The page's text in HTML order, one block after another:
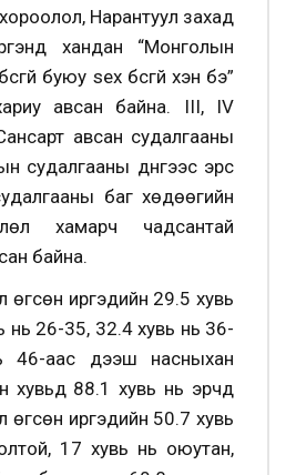
Нарантуул захад
хандан “Монголын
буюу sex бүсгүй хэн бэ”
авсан байна. III, IV
авсан судалгааны
судалгааны дүнгээс эрс
баг хөдөөгийн
хамарч чадсантай
байна.
өгсөн иргэдийн 29.5 хувь
нь 26-35, 32.4 хувь нь 36-
46-аас дээш насныхан
хувьд 88.1 хувь нь эрчүүд
иргэдийн 50.7 хувь
17 хувь нь оюутан,